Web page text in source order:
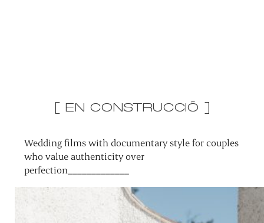
[ EN CONSTRUCCIÓ ]
Wedding films with documentary style for couples
who value authenticity over
perfection_____________